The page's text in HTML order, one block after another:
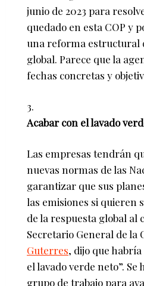
junio de 2023 para
quedado en esta COP y
una reforma estructural
global. Parece que la
fechas concretas y
Acabar con el lavado
Las empresas tendrán
nuevas normas de las
garantizar que sus
las emisiones si quieren
de la respuesta global al
Secretario General de la
Guterres, dijo que
el lavado verde neto”.
grupo de trabajo para